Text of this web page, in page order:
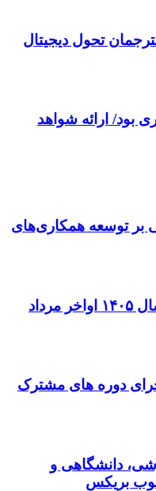
تحول دیجیتال
بود/ ارائه شواهد
بر توسعه همکاری‌های
نتایج نهایی آزمون دکتری سال ۱۴۰۵ اواخر مرداد
دوره های مشترک
دانشگاهی و
بریکس